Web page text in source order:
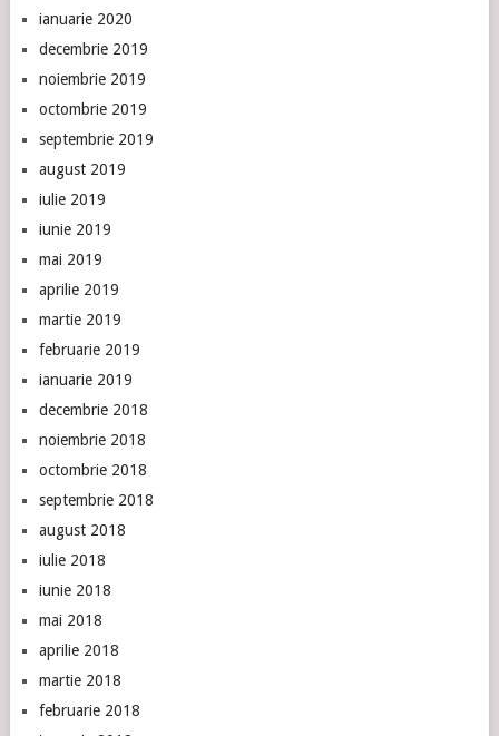
ianuarie 2020
decembrie 2019
noiembrie 2019
octombrie 2019
septembrie 2019
august 2019
iulie 2019
iunie 2019
mai 2019
aprilie 2019
martie 2019
februarie 2019
ianuarie 2019
decembrie 2018
noiembrie 2018
octombrie 2018
septembrie 2018
august 2018
iulie 2018
iunie 2018
mai 2018
aprilie 2018
martie 2018
februarie 2018